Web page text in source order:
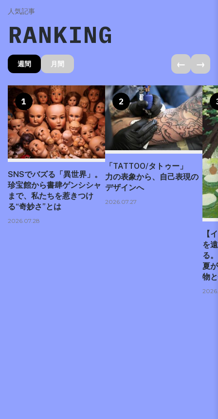
人気記事
RANKING
週間 月間 ← →
1
SNSでバズる「異世界」。
珍宝館から書肆ゲンシシャ
まで、私たちを惹きつけ
る“奇妙さ”とは
2026.07.28
2
「TATTOO/タトゥー」
力の表象から、自己表現の
デザインへ
2026.07.27
【
を
る
夏
物